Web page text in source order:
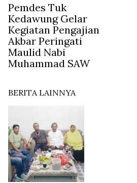
Pemdes Tuk
Kedawung Gelar
Kegiatan Pengajian
Akbar Peringati
Maulid Nabi
Muhammad SAW
BERITA LAINNYA